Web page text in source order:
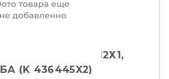
TECHNOLOCK М12Х1,
(K 436445X2)